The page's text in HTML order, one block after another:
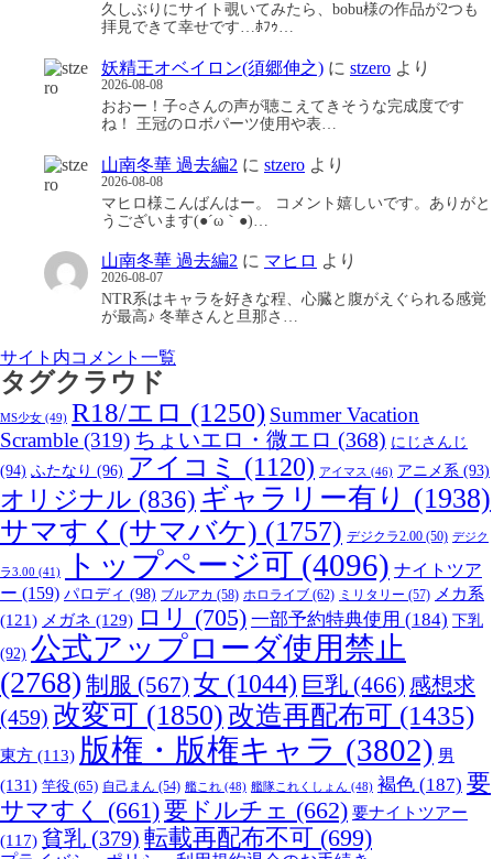
久しぶりにサイト覗いてみたら、bobu様の作品が2つも
拝見できて幸せです…ﾎﾌｩ…
妖精王オベイロン(須郷伸之) に stzero より
2026-08-08
おおー！子○さんの声が聴こえてきそうな完成度です
ね！ 王冠のロボパーツ使用や表…
山南冬華 過去編2 に stzero より
2026-08-08
マヒロ様こんばんはー。 コメント嬉しいです。ありがと
うございます(●´ω｀●)…
山南冬華 過去編2 に マヒロ より
2026-08-07
NTR系はキャラを好きな程、心臓と腹がえぐられる感覚
が最高♪ 冬華さんと旦那さ…
サイト内コメント一覧
タグクラウド
MS少女 (49) R18/エロ (1250) Summer Vacation
Scramble (319) ちょいエロ・微エロ (368) にじさんじ
(94) ふたなり (96) アイコミ (1120) アイマス (46) アニメ系 (93)
オリジナル (836) ギャラリー有り (1938)
サマすく(サマバケ) (1757) デジクラ2.00 (50) デジク
ラ3.00 (41) トップページ可 (4096) ナイトツア
ー (159) パロディ (98) ブルアカ (58) ホロライブ (62) ミリタリー (57) メカ系
(121) メガネ (129) ロリ (705) 一部予約特典使用 (184) 下乳
(92) 公式アップローダ使用禁止
(2768) 制服 (567) 女 (1044) 巨乳 (466) 感想求
(459) 改変可 (1850) 改造再配布可 (1435)
東方 (113) 版権・版権キャラ (3802) 男
(131) 竿役 (65) 自己まん (54) 艦これ (48) 艦隊これくしょん (48) 褐色 (187) 要
サマすく
(661)要ドルチェ (662) 要ナイトツアー
(117) 貧乳 (379) 転載再配布不可 (699)